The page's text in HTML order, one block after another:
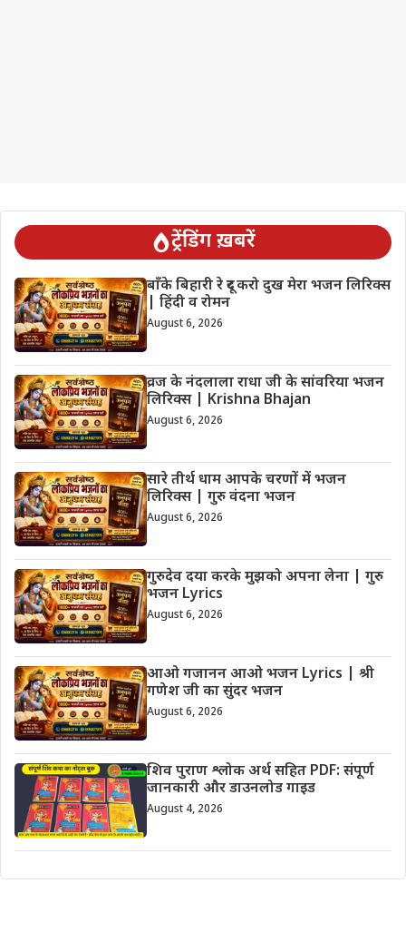
ट्रेंडिंग ख़बरें
बाँके बिहारी रे दूर करो दुख मेरा भजन लिरिक्स
| हिंदी व रोमन
August 6, 2026
व्रज के नंदलाला राधा जी के सांवरिया भजन
लिरिक्स | Krishna Bhajan
August 6, 2026
सारे तीर्थ धाम आपके चरणों में भजन
लिरिक्स | गुरु वंदना भजन
August 6, 2026
गुरुदेव दया करके मुझको अपना लेना | गुरु
भजन Lyrics
August 6, 2026
आओ गजानन आओ भजन Lyrics | श्री
गणेश जी का सुंदर भजन
August 6, 2026
शिव पुराण श्लोक अर्थ सहित PDF: संपूर्ण
जानकारी और डाउनलोड गाइड
August 4, 2026